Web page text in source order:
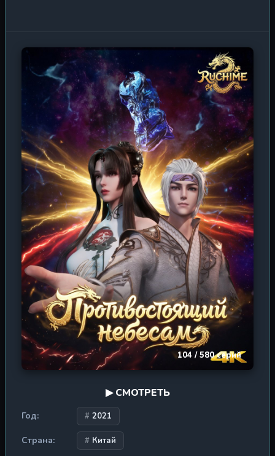
104 / 580 серий
▶ СМОТРЕТЬ
Год: 2021
Страна: Китай